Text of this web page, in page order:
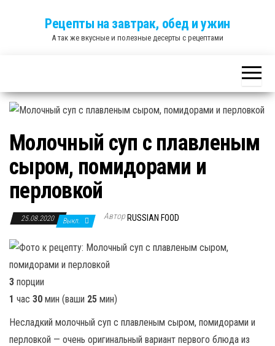
Рецепты на завтрак, обед и ужин
А так же вкусные и полезные десерты с рецептами
Молочный суп с плавленым
сыром, помидорами и
перловкой
25.08.2020 Выкл. Автор RUSSIAN FOOD
3 порции
1 час 30 мин (ваши 25 мин)
Несладкий молочный суп с плавленым сыром, помидорами и
перловкой — очень оригинальный вариант первого блюда из